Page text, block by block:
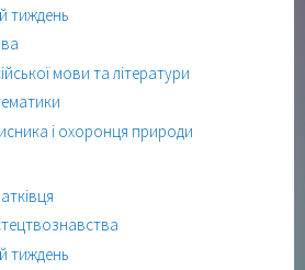
тиждень
мови та літератури
і охоронця природи
тиждень